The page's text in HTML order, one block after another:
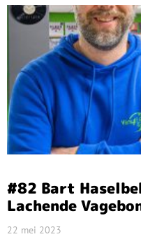
#82 Bart
Lachende
22 mei 2023